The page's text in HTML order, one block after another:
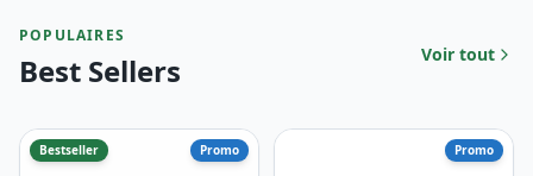
POPULAIRES
Best Sellers Voir tout
Bestseller Promo Promo